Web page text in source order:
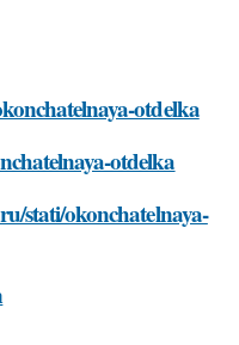
otdelka
otdelka
stati/okonchatelnaya-